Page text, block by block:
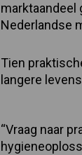
marktaandeel
Nederlandse
Tien
langere
“Vraag naar